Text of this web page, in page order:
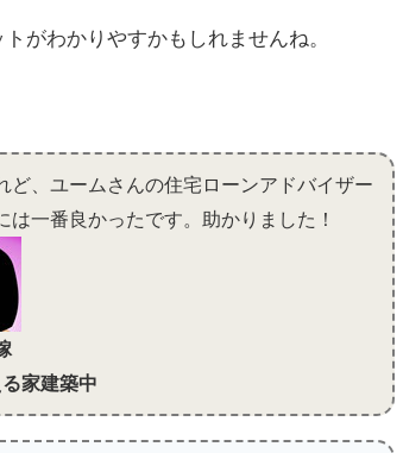
がわかりやすかもしれませんね。
、ユームさんの住宅ローンアドバイザー
一番良かったです。助かりました！
家建築中